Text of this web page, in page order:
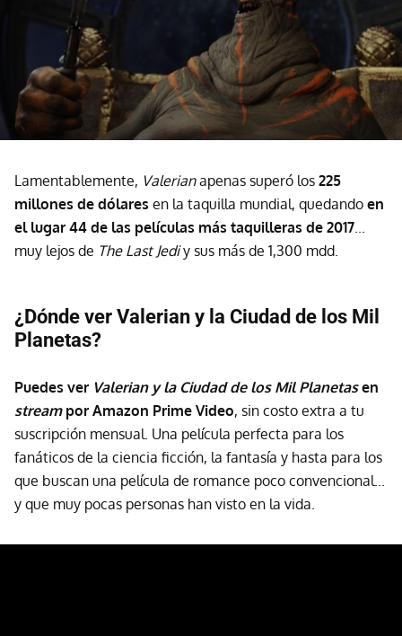
Lamentablemente, Valerianapenas superó los 225
millones de dólares en la taquilla mundial, quedando en
el lugar 44 de las películas más taquilleras de 2017...
muy lejos de The Last Jediy sus más de 1,300 mdd.
¿Dónde ver Valerian y la Ciudad de los Mil
Planetas?
Puedes ver Valerian y la Ciudad de los Mil Planetas en
streampor Amazon Prime Video, sin costo extra a tu
suscripción mensual. Una película perfecta para los
fanáticos de la ciencia ficción, la fantasía y hasta para los
que buscan una película de romance poco convencional...
y que muy pocas personas han visto en la vida.